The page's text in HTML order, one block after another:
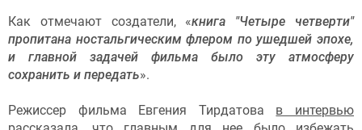
Как отмечают создатели, «книга "Четыре четверти"
пропитана ностальгическим флером по ушедшей эпохе,
и главной задачей фильма было эту атмосферу
сохранить и передать».
Режиссер фильма Евгения Тирдатова в интервью